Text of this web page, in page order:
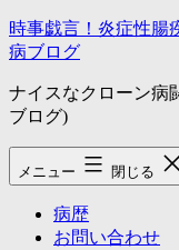
コ
ン
ン
ツ
へ
ス
キ
時事戯言！炎症性腸
病ブログ
ナイスなクローン病
ブログ)
メニュー 閉じる
病歴
お問い合わせ